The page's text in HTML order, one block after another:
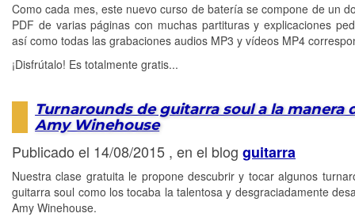
Como cada mes, este nuevo curso de batería se compone de un
PDF de varias páginas con muchas partituras y explicaciones
así como todas las grabaciones audios MP3 y vídeos MP4
¡Disfrútalo! Es totalmente gratis...
Turnarounds de guitarra soul a la manera
Amy Winehouse
Publicado el 14/08/2015 , en el blog guitarra
Nuestra clase gratuita le propone descubrir y tocar algunos
guitarra soul como los tocaba la talentosa y desgraciadamente
Amy Winehouse.